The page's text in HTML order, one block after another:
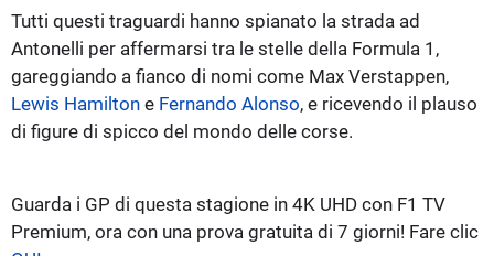
Tutti questi traguardi hanno spianato la strada ad
Antonelli per affermarsi tra le stelle della Formula 1,
gareggiando a fianco di nomi come Max Verstappen,
Lewis Hamilton e Fernando Alonso, e ricevendo il plauso
di figure di spicco del mondo delle corse.
Guarda i GP di questa stagione in 4K UHD con F1 TV
Premium, ora con una prova gratuita di 7 giorni! Fare clic